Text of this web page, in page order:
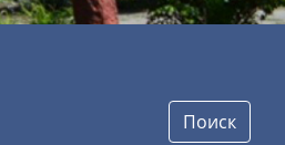
Поиск